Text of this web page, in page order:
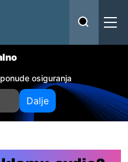
osiguranja
Dalje